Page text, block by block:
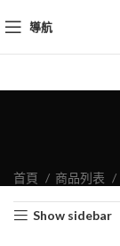
導航
首頁 商品列表
Show sidebar